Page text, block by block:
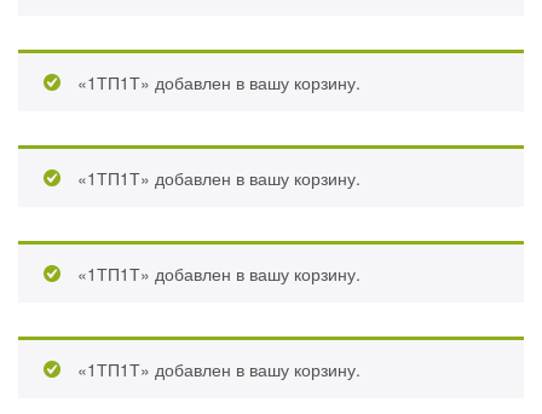
«1ТП1Т» добавлен в вашу корзину.
«1ТП1Т» добавлен в вашу корзину.
«1ТП1Т» добавлен в вашу корзину.
«1ТП1Т» добавлен в вашу корзину.